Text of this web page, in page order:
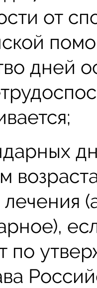
от
дней
по